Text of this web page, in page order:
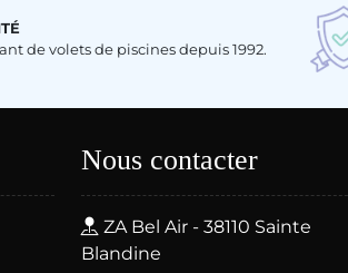
de volets de piscines depuis 1992.
Nous contacter
ZA Bel Air - 38110 Sainte
Blandine